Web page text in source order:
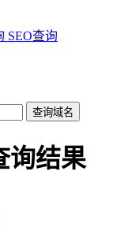
SEO查询
查询域名
询结果